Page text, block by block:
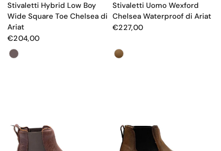
Stivaletti Hybrid Low Boy
Wide Square Toe Chelsea di
Ariat
€204,00
Color
Stivaletti Uomo Wexford
Chelsea Waterproof di Ariat
€227,00
Colore